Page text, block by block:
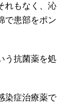
れもなく、沁
で患部をポン
う抗菌薬を処
染症治療薬で